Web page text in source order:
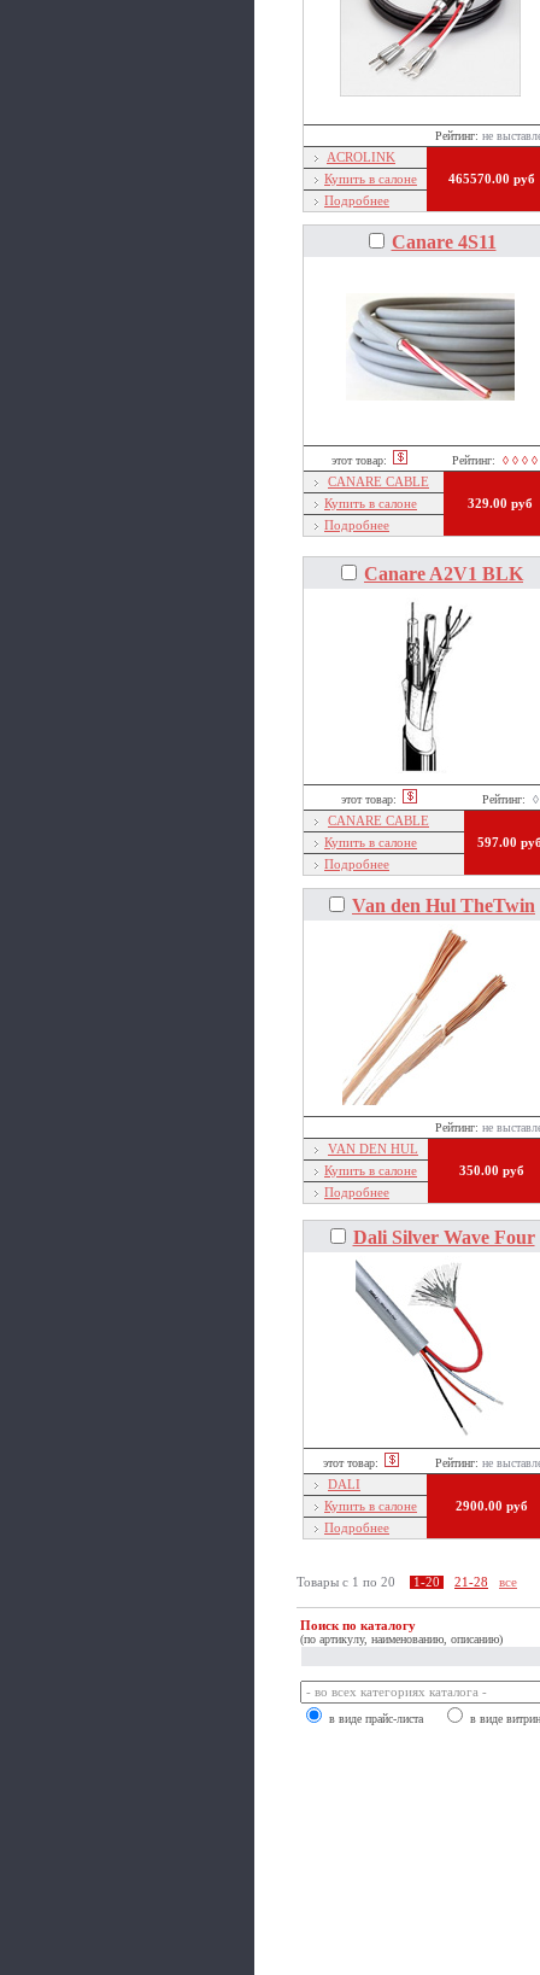
Рейтинг: не
ACROLINK
465570.00 руб
Купить в салоне
Подробнее
Canare 4S11
этот товар: Рейтинг:
◊ ◊ ◊ ◊
CANARE CABLE
329.00 руб
Купить в салоне
Подробнее
Canare A2V1 BLK
этот товар: Рейтинг:
◊
CANARE CABLE
597.00
Купить в салоне
Подробнее
Van den Hul TheTwin
Рейтинг: не
VAN DEN HUL
350.00 руб
Купить в салоне
Подробнее
Dali Silver Wave Four
этот товар: Рейтинг: не
DALI
2900.00 руб
Купить в салоне
Подробнее
Товары c 1 по 20 1-20 21-28 все
Поиск по каталогу
(по артикулу, наименованию, описанию)
в виде прайс-листа в виде